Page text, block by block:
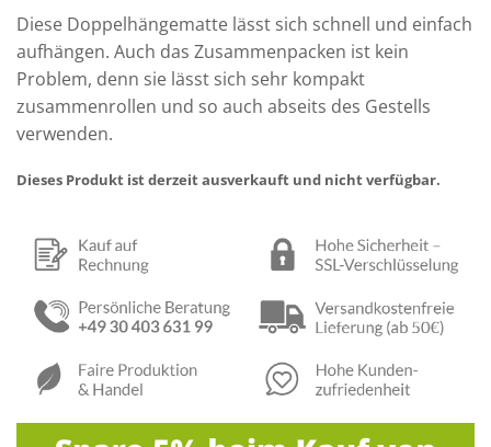
Diese Doppelhängematte lässt sich schnell und einfach
aufhängen. Auch das Zusammenpacken ist kein
Problem, denn sie lässt sich sehr kompakt
zusammenrollen und so auch abseits des Gestells
verwenden.
Dieses Produkt ist derzeit ausverkauft und nicht verfügbar.